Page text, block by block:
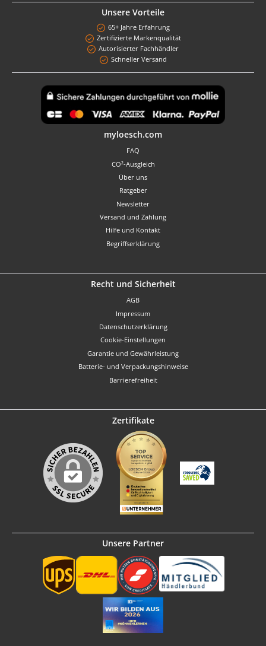
Unsere Vorteile
65+ Jahre Erfahrung
Zertifizierte Markenqualität
Autorisierter Fachhändler
Schneller Versand
myloesch.com
FAQ
CO²-Ausgleich
Über uns
Ratgeber
Newsletter
Versand und Zahlung
Hilfe und Kontakt
Begriffserklärung
Recht und Sicherheit
AGB
Impressum
Datenschutzerklärung
Cookie-Einstellungen
Garantie und Gewährleistung
Batterie- und Verpackungshinweise
Barrierefreiheit
Zertifikate
Unsere Partner